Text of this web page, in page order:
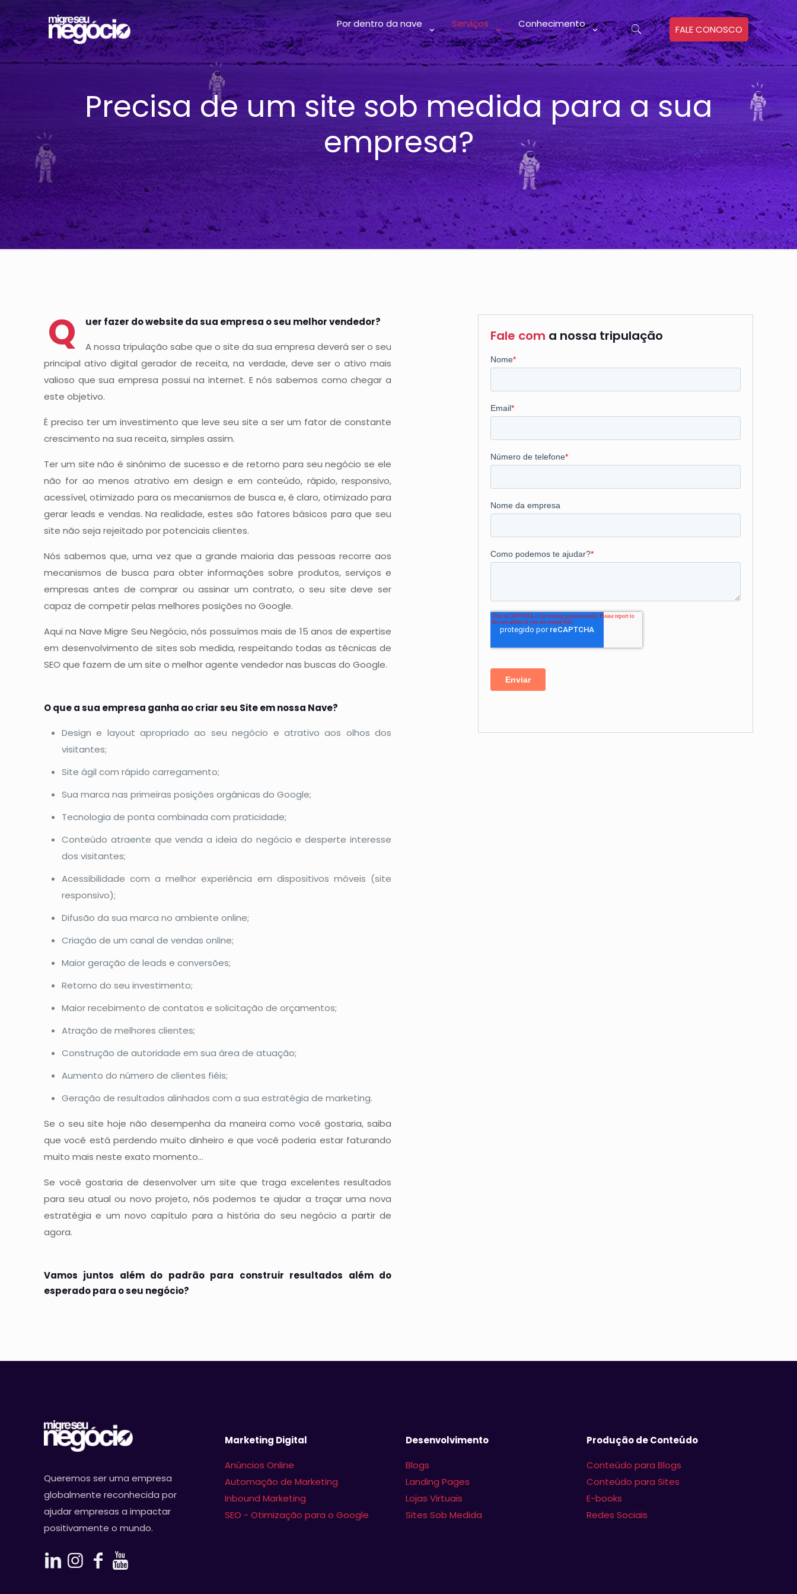
Por dentro da nave Serviços Conhecimento FALE CONOSCO
Precisa de um site sob medida para a sua
empresa?
Q
uer fazer do website da sua empresa o seu melhor vendedor?
A nossa tripulação sabe que o site da sua empresa deverá ser o seu
principal ativo digital gerador de receita, na verdade, deve ser o ativo mais
valioso que sua empresa possui na internet. E nós sabemos como chegar a
este objetivo.
É preciso ter um investimento que leve seu site a ser um fator de constante
crescimento na sua receita, simples assim.
Ter um site não é sinônimo de sucesso e de retorno para seu negócio se ele
não for ao menos atrativo em design e em conteúdo, rápido, responsivo,
acessível, otimizado para os mecanismos de busca e, é claro, otimizado para
gerar leads e vendas. Na realidade, estes são fatores básicos para que seu
site não seja rejeitado por potenciais clientes.
Nós sabemos que, uma vez que a grande maioria das pessoas recorre aos
mecanismos de busca para obter informações sobre produtos, serviços e
empresas antes de comprar ou assinar um contrato, o seu site deve ser
capaz de competir pelas melhores posições no Google.
Aqui na Nave Migre Seu Negócio, nós possuímos mais de 15 anos de expertise
em desenvolvimento de sites sob medida, respeitando todas as técnicas de
SEO que fazem de um site o melhor agente vendedor nas buscas do Google.
O que a sua empresa ganha ao criar seu Site em nossa Nave?
Design e layout apropriado ao seu negócio e atrativo aos olhos dos
visitantes;
Site ágil com rápido carregamento;
Sua marca nas primeiras posições orgânicas do Google;
Tecnologia de ponta combinada com praticidade;
Conteúdo atraente que venda a ideia do negócio e desperte interesse
dos visitantes;
Acessibilidade com a melhor experiência em dispositivos móveis (site
responsivo);
Difusão da sua marca no ambiente online;
Criação de um canal de vendas online;
Maior geração de leads e conversões;
Retorno do seu investimento;
Maior recebimento de contatos e solicitação de orçamentos;
Atração de melhores clientes;
Construção de autoridade em sua área de atuação;
Aumento do número de clientes fiéis;
Geração de resultados alinhados com a sua estratégia de marketing.
Se o seu site hoje não desempenha da maneira como você gostaria, saiba
que você está perdendo muito dinheiro e que você poderia estar faturando
muito mais neste exato momento...
Se você gostaria de desenvolver um site que traga excelentes resultados
para seu atual ou novo projeto, nós podemos te ajudar a traçar uma nova
estratégia e um novo capítulo para a história do seu negócio a partir de
agora.
Vamos juntos além do padrão para construir resultados além do
esperado para o seu negócio?
Fale com a nossa tripulação
Queremos ser uma empresa
globalmente reconhecida por
ajudar empresas a impactar
positivamente o mundo.
Marketing Digital
Anúncios Online
Automação de Marketing
Inbound Marketing
SEO - Otimização para o Google
Desenvolvimento
Blogs
Landing Pages
Lojas Virtuais
Sites Sob Medida
Produção de Conteúdo
Conteúdo para Blogs
Conteúdo para Sites
E-books
Redes Sociais
Assine nosso